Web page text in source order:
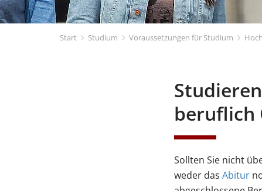
Start Studium Voraussetzungen für Studium
beruflich
Sollten Sie nicht
weder das Abitur